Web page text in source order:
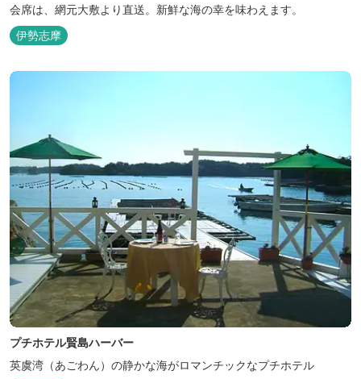
会席は、網元大敷より直送。新鮮な海の幸を味わえます。
伊勢志摩
プチホテル賢島ハーバー
英虞湾（あごわん）の静かな海がロマンチックなプチホテル